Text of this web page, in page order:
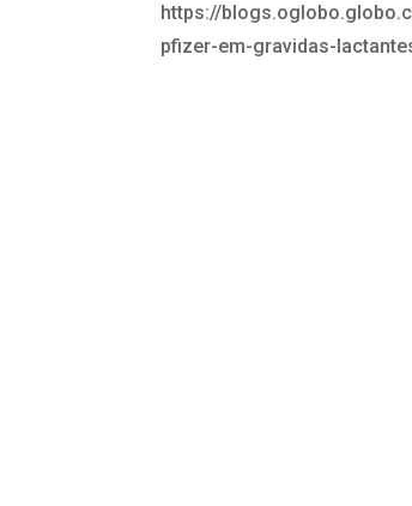
https://
pfizer-em-gravidas-